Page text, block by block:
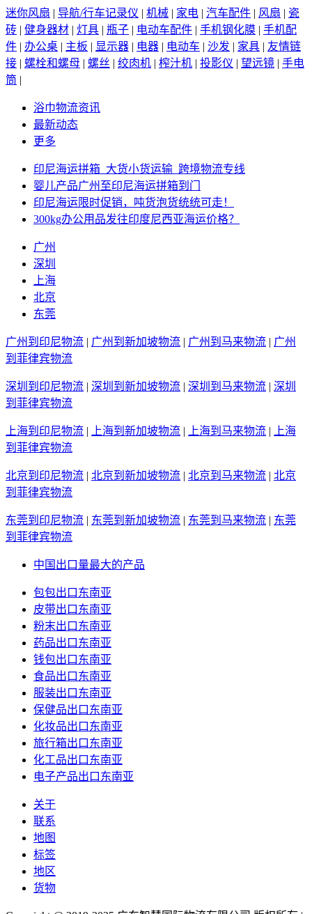
迷你风扇 | 导航/行车记录仪 | 机械 | 家电 | 汽车配件 | 风扇 | 瓷
砖 | 健身器材 | 灯具 | 瓶子 | 电动车配件 | 手机钢化膜 | 手机配
件 | 办公桌 | 主板 | 显示器 | 电器 | 电动车 | 沙发 | 家具 | 友情链
接 | 螺栓和螺母 | 螺丝 | 绞肉机 | 榨汁机 | 投影仪 | 望远镜 | 手电
筒 |
浴巾物流资讯
最新动态
更多
印尼海运拼箱_大货小货运输_跨境物流专线
婴儿产品广州至印尼海运拼箱到门
印尼海运限时促销，吨货泡货统统可走！
300kg办公用品发往印度尼西亚海运价格？
广州
深圳
上海
北京
东莞
广州到印尼物流 | 广州到新加坡物流 | 广州到马来物流 | 广州
到菲律宾物流
深圳到印尼物流 | 深圳到新加坡物流 | 深圳到马来物流 | 深圳
到菲律宾物流
上海到印尼物流 | 上海到新加坡物流 | 上海到马来物流 |
上海
到菲律宾物流
北京到印尼物流 | 北京到新加坡物流 | 北京到马来物流 | 北京
到菲律宾物流
东莞到印尼物流 | 东莞到新加坡物流 | 东莞到马来物流 | 东莞
到菲律宾物流
中国出口量最大的产品
包包出口东南亚
皮带出口东南亚
粉末出口东南亚
药品出口东南亚
钱包出口东南亚
食品出口东南亚
服装出口东南亚
保健品出口东南亚
化妆品出口东南亚
旅行箱出口东南亚
化工品出口东南亚
电子产品出口东南亚
关于
联系
地图
标签
地区
货物